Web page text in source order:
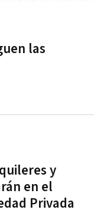
las
y
en el
Privada